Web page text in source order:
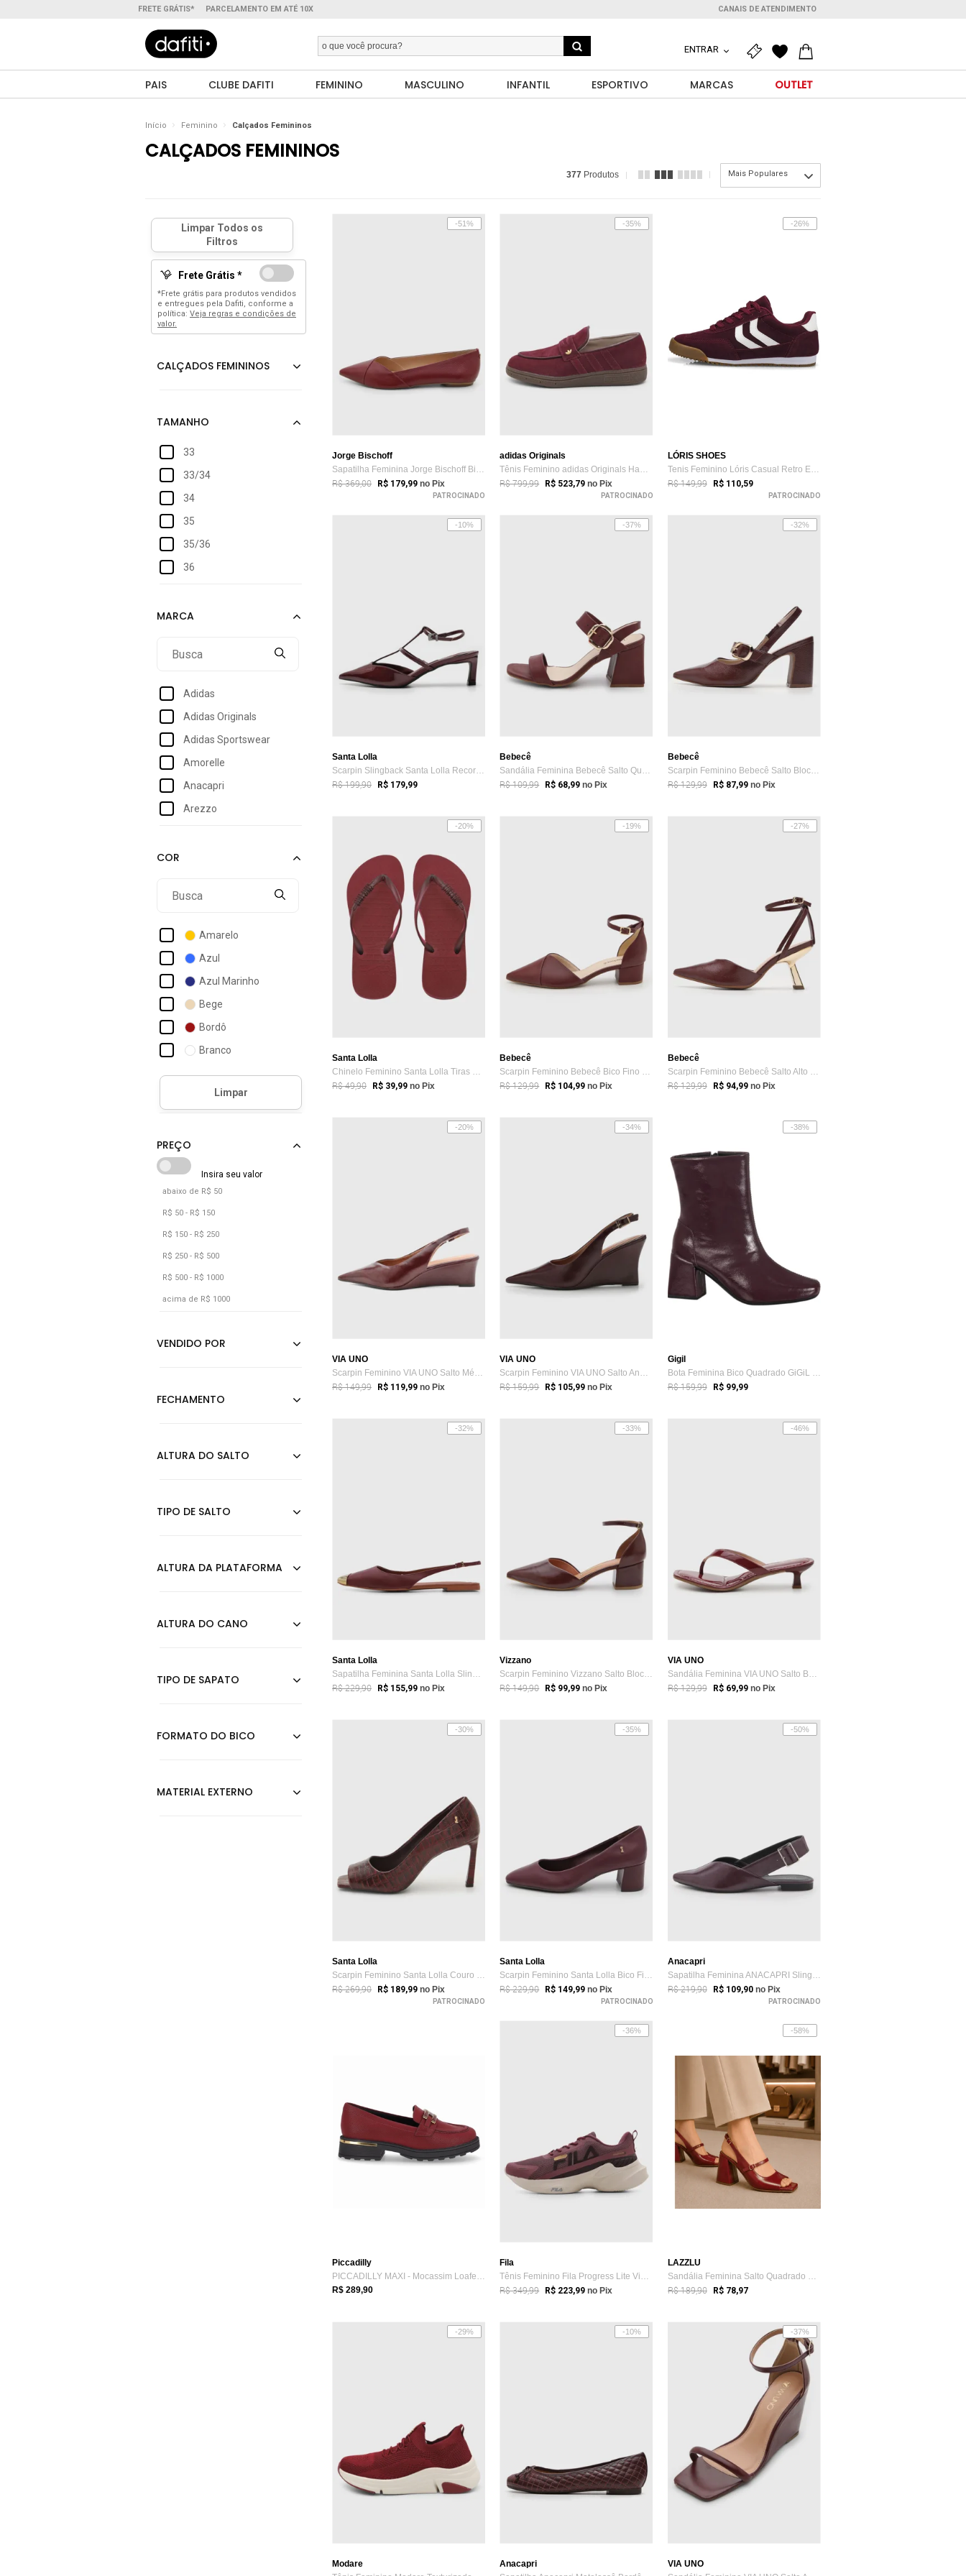
FRETE GRÁTIS* PARCELAMENTO EM ATÉ 10X CANAIS DE ATENDIMENTO
ENTRAR
PAIS CLUBE DAFITI FEMININO MASCULINO INFANTIL ESPORTIVO MARCAS OUTLET
Início Feminino Calçados Femininos
CALÇADOS FEMININOS
377 Produtos Mais Populares
Frete Grátis *
*Frete grátis para produtos vendidos
e entregues pela Dafiti, conforme a
política: Veja regras e condições de
valor.
33
33/34
34
35
35/36
36
37/38
39
Adidas
Adidas Originals
Adidas Sportswear
Amorelle
Anacapri
Arezzo
Boaonda
Democrata
Amarelo
Azul
Azul Marinho
Bege
Bordô
Branco
Bronze
Café
Cinza
Cobra
Cobre
Coral
Cáqui
Dourado
Floral
abaixo de R$ 50
R$ 50 - R$ 150
R$ 150 - R$ 250
R$ 250 - R$ 500
R$ 500 - R$ 1000
acima de R$ 1000
-51%
Jorge Bischoff
Sapatilha Feminina Jorge Bischoff Bico Fino Vinho
R$ 369,00 R$ 179,99 no Pix
PATROCINADO
-35%
adidas Originals
Tênis Feminino adidas Originals Handball...
R$ 799,99 R$ 523,79 no Pix
PATROCINADO
-26%
LÓRIS SHOES
Tenis Feminino Lóris Casual Retro Estilo...
R$ 149,99 R$ 110,59
PATROCINADO
-10%
Santa Lolla
Scarpin Slingback Santa Lolla Recortes Vinho
R$ 199,90 R$ 179,99
-37%
Bebecê
Sandália Feminina Bebecê Salto Quadrado Vinho
R$ 109,99 R$ 68,99 no Pix
-32%
Bebecê
Scarpin Feminino Bebecê Salto Bloco Bico...
R$ 129,99 R$ 87,99 no Pix
-20%
Santa Lolla
Chinelo Feminino Santa Lolla Tiras Vinho
R$ 49,90 R$ 39,99 no Pix
-19%
Bebecê
Scarpin Feminino Bebecê Bico Fino Salto ...
R$ 129,99 R$ 104,99 no Pix
-27%
Bebecê
Scarpin Feminino Bebecê Salto Alto Vinho
R$ 129,99 R$ 94,99 no Pix
-20%
VIA UNO
Scarpin Feminino VIA UNO Salto Médio Vinho
R$ 149,99 R$ 119,99 no Pix
-34%
VIA UNO
Scarpin Feminino VIA UNO Salto Anabela Vinho
R$ 159,99 R$ 105,99 no Pix
-38%
Gigil
Bota Feminina Bico Quadrado GiGiL Cano C...
R$ 159,99 R$ 99,99
-32%
Santa Lolla
Sapatilha Feminina Santa Lolla Slingback...
R$ 229,90 R$ 155,99 no Pix
-33%
Vizzano
Scarpin Feminino Vizzano Salto Bloco Burgundy
R$ 149,90 R$ 99,99 no Pix
-46%
VIA UNO
Sandália Feminina VIA UNO Salto Baixo Vinho
R$ 129,99 R$ 69,99 no Pix
-30%
Santa Lolla
Scarpin Feminino Santa Lolla Couro Salto...
R$ 269,90 R$ 189,99 no Pix
PATROCINADO
-35%
Santa Lolla
Scarpin Feminino Santa Lolla Bico Fino Vinho
R$ 229,90 R$ 149,99 no Pix
PATROCINADO
-50%
Anacapri
Sapatilha Feminina ANACAPRI Slingback Vinho
R$ 219,90 R$ 109,90 no Pix
PATROCINADO
Piccadilly
PICCADILLY MAXI - Mocassim Loafer Gisa Burgundy
R$ 289,90
-36%
Fila
Tênis Feminino Fila Progress Lite Vinho
R$ 349,99 R$ 223,99 no Pix
-58%
LAZZLU
Sandália Feminina Salto Quadrado Bloco G...
R$ 189,90 R$ 78,97
-29%
Modare
-10%
Anacapri
-37%
VIA UNO